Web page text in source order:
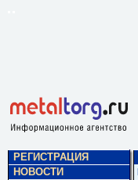
РЕГИСТРАЦИЯ
НОВОСТИ